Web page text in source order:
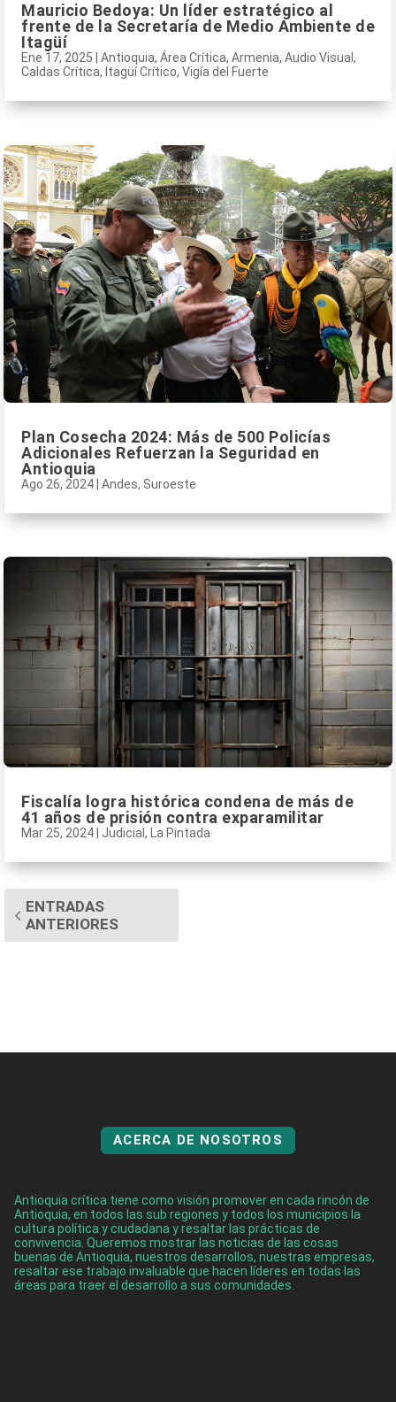
Mauricio Bedoya: Un líder estratégico al
frente de la Secretaría de Medio Ambiente de
Itagüí
Ene 17, 2025 Antioquia, Área Crítica, Armenia, Audio Visual,
Caldas Crítica, Itagüí Crítico, Vigía del Fuerte
Plan Cosecha 2024: Más de 500 Policías
Adicionales Refuerzan la Seguridad en
Antioquia
Ago 26, 2024 Andes, Suroeste
Fiscalía logra histórica condena de más de
41 años de prisión contra exparamilitar
Mar 25, 2024 Judicial , La Pintada
ENTRADAS
ANTERIORES
ACERCA DE NOSOTROS
Antioquia crítica tiene como visión promover en cada rincón de
Antioquia, en todos las sub regiones y todos los municipios la
cultura política y ciudadana y resaltar las prácticas de
convivencia. Queremos mostrar las noticias de las cosas
buenas de Antioquia, nuestros desarrollos, nuestras empresas,
resaltar ese trabajo invaluable que hacen líderes en todas las
áreas para traer el desarrollo a sus comunidades.